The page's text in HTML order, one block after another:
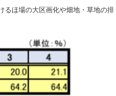
るほ場の大区画化や畑地・草地の排